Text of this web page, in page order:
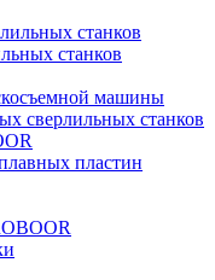
станков
машины
сверлильных станков
пластин